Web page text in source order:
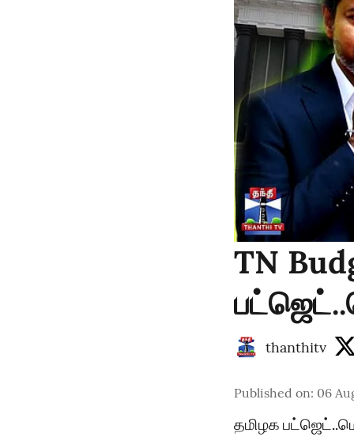
TN
thanthitv
Published on: 06
தமிழக